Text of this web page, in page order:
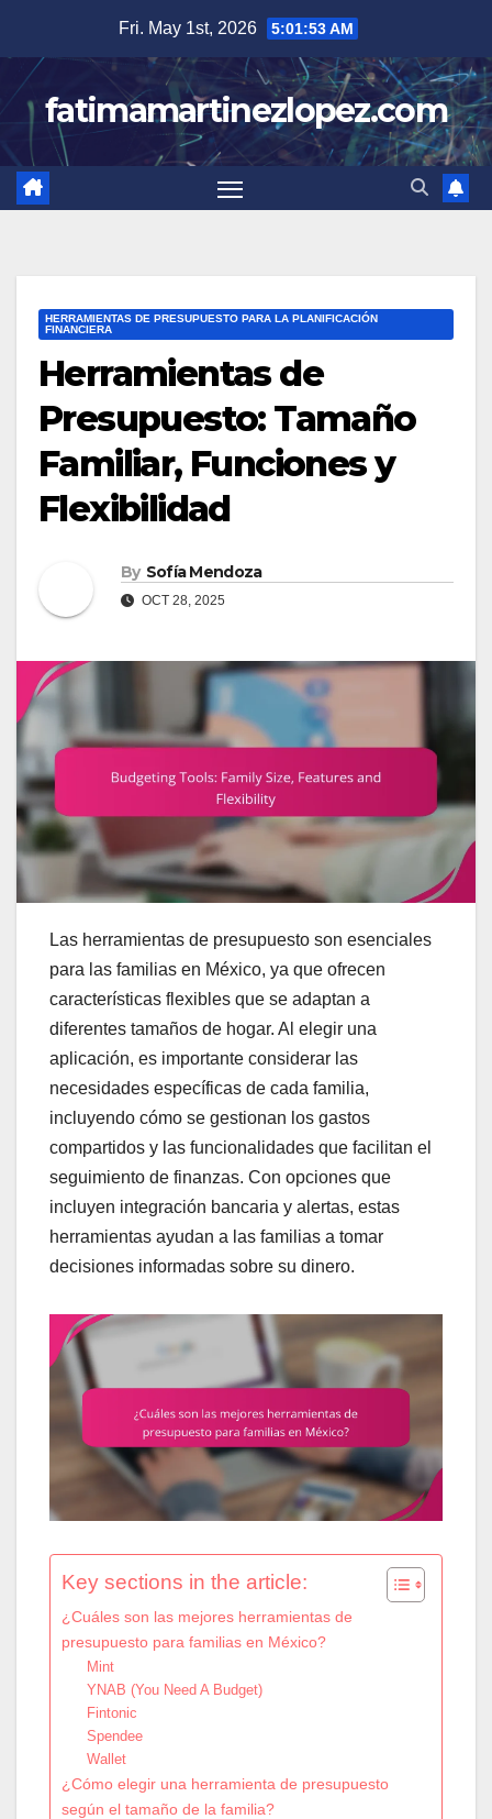
content
Fri. May 1st, 2026 5:01:54 AM
fatimamartinezlopez.com
HERRAMIENTAS DE PRESUPUESTO PARA LA PLANIFICACIÓN
FINANCIERA
Herramientas de
Presupuesto: Tamaño
Familiar, Funciones y
Flexibilidad
By Sofía Mendoza
OCT 28, 2025
Las herramientas de presupuesto son esenciales
para las familias en México, ya que ofrecen
características flexibles que se adaptan a
diferentes tamaños de hogar. Al elegir una
aplicación, es importante considerar las
necesidades específicas de cada familia,
incluyendo cómo se gestionan los gastos
compartidos y las funcionalidades que facilitan el
seguimiento de finanzas. Con opciones que
incluyen integración bancaria y alertas, estas
herramientas ayudan a las familias a tomar
decisiones informadas sobre su dinero.
Key sections in the article:
¿Cuáles son las mejores herramientas de
presupuesto para familias en México?
Mint
YNAB (You Need A Budget)
Fintonic
Spendee
Wallet
¿Cómo elegir una herramienta de presupuesto
según el tamaño de la familia?